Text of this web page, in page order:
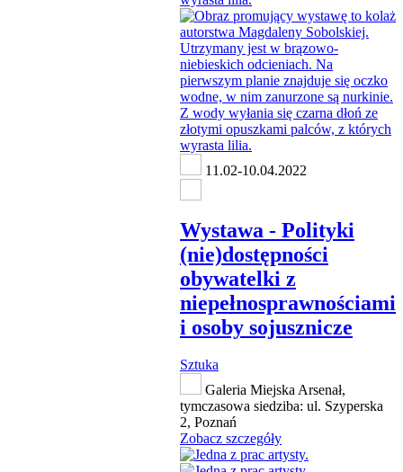
11.02-10.04.2022
Wystawa - Polityki
(nie)dostępności
obywatelki z
niepełnosprawnościami
i osoby sojusznicze
Sztuka
Galeria Miejska Arsenał,
tymczasowa siedziba: ul. Szyperska
2, Poznań
Zobacz szczegóły